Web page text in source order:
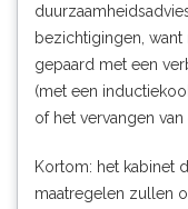
bezichtigingen, want
gepaard met een
(met een
of het vervangen
Kortom: het kabinet
maatregelen zullen